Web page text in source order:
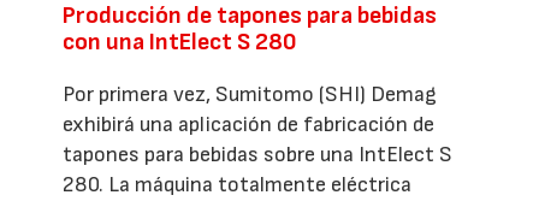
Producción de tapones para bebidas
con una IntElect S 280
Por primera vez, Sumitomo (SHI) Demag
exhibirá una aplicación de fabricación de
tapones para bebidas sobre una IntElect S
280. La máquina totalmente eléctrica